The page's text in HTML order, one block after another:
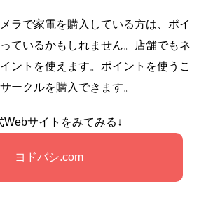
ラで家電を購入している方は、ポイ
ているかもしれません。店舗でもネ
ントを使えます。ポイントを使うこ
ークルを購入できます。
Webサイトをみてみる↓
ヨドバシ.com